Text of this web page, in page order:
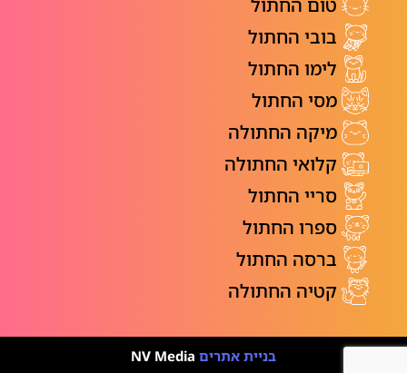
טום החתול
בובי החתול
לימו החתול
מסי החתול
מיקה החתולה
קלואי החתולה
סריי החתול
ספרו החתול
ברסה החתול
קטיה החתולה
בניית אתרים